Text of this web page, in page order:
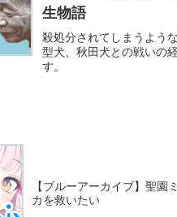
生物語
殺処分されてしまうよう
型犬、秋田犬との戦いの
す。
【ブルーアーカイブ】聖園
カを救いたい